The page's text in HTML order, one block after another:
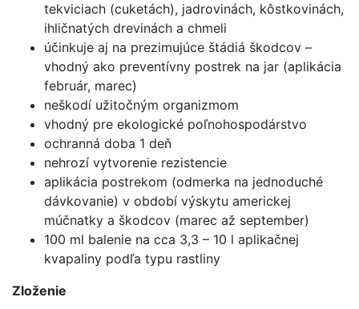
tekviciach (cuketách), jadrovinách, kôstkovinách,
ihličnatých drevinách a chmeli
účinkuje aj na prezimujúce štádiá škodcov –
vhodný ako preventívny postrek na jar (aplikácia
február, marec)
neškodí užitočným organizmom
vhodný pre ekologické poľnohospodárstvo
ochranná doba 1 deň
nehrozí vytvorenie rezistencie
aplikácia postrekom (odmerka na jednoduché
dávkovanie) v období výskytu americkej
múčnatky a škodcov (marec až september)
100 ml balenie na cca 3,3 – 10 l aplikačnej
kvapaliny podľa typu rastliny
Zloženie